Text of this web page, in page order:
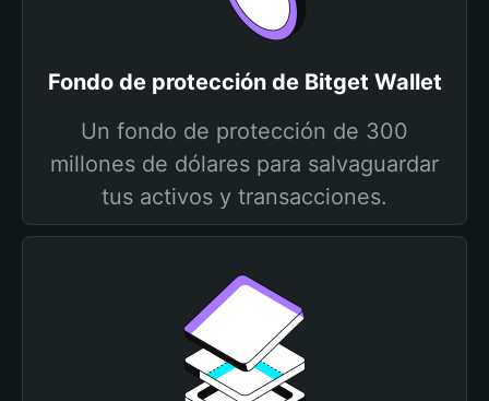
Fondo de protección de Bitget Wallet
Un fondo de protección de 300
millones de dólares para salvaguardar
tus activos y transacciones.